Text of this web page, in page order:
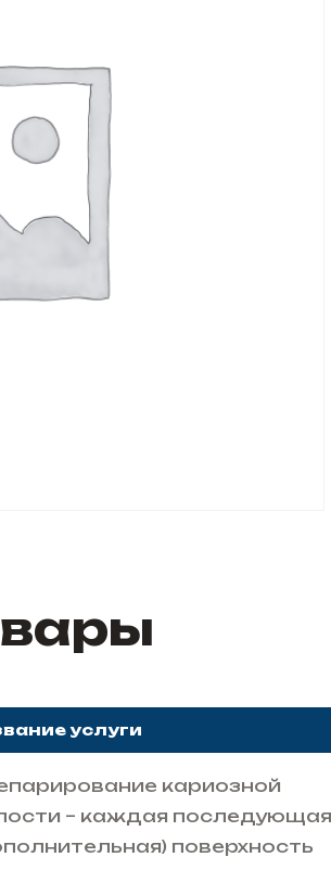
услуги
кариозной
– каждая последующая
поверхность